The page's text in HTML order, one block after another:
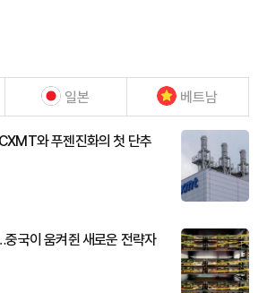
일본 베트남
와 푸젠진화의 첫 단추
국이 움켜쥔 새로운 전략자